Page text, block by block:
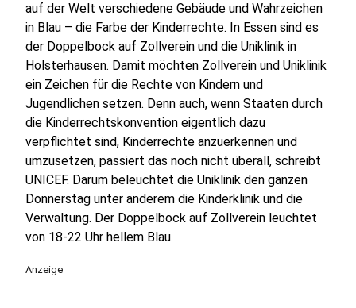
auf der Welt verschiedene Gebäude und Wahrzeichen
in Blau – die Farbe der Kinderrechte. In Essen sind es
der Doppelbock auf Zollverein und die Uniklinik in
Holsterhausen. Damit möchten Zollverein und Uniklinik
ein Zeichen für die Rechte von Kindern und
Jugendlichen setzen. Denn auch, wenn Staaten durch
die Kinderrechtskonvention eigentlich dazu
verpflichtet sind, Kinderrechte anzuerkennen und
umzusetzen, passiert das noch nicht überall, schreibt
UNICEF. Darum beleuchtet die Uniklinik den ganzen
Donnerstag unter anderem die Kinderklinik und die
Verwaltung. Der Doppelbock auf Zollverein leuchtet
von 18-22 Uhr hellem Blau.
Anzeige